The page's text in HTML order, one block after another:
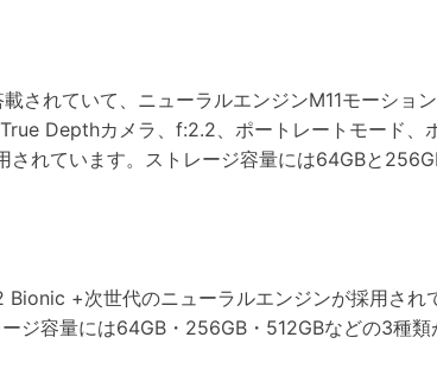
されていて、ニューラルエンジンM11モーショ
Depthカメラ、f:2.2、ポートレートモード、
れています。ストレージ容量には64GBと
Bionic +次世代のニューラルエンジンが採用さ
ジ容量には64GB・256GB・512GBなどの3種類